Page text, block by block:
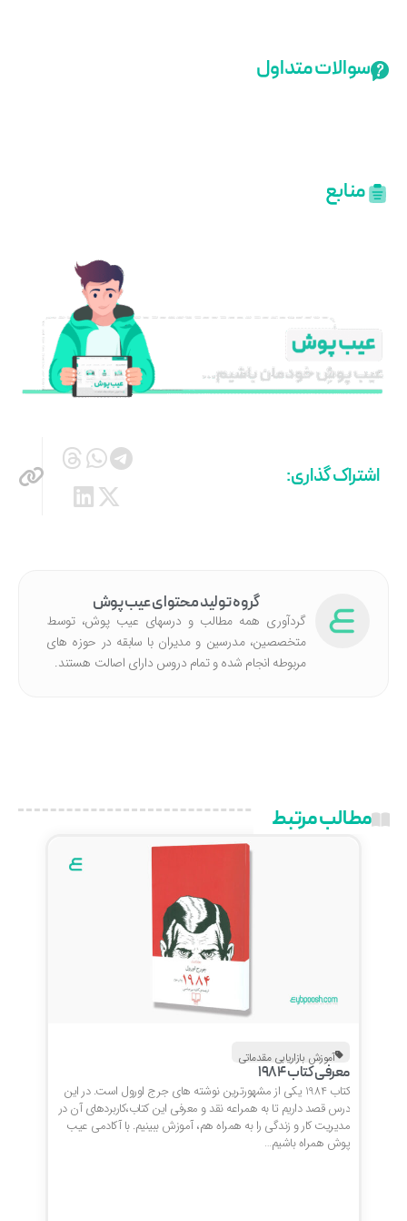
سوالات متداول
منابع
اشتراک گذاری:
گروه تولید محتوای عیب پوش
گردآوری همه مطالب و درسهای عیب پوش، توسط
متخصصین، مدرسین و مدیران با سابقه در حوزه های
مربوطه انجام شده‌ و تمام دروس دارای اصالت هستند.
مطالب مرتبط
آموزش بازاریابی مقدماتی
معرفی کتاب 1984
کتاب 1984 یکی از مشهورترین نوشته های جرج اورول است. در این
درس قصد داریم تا به همراعه نقد و معرفی این کتاب،کاربردهای آن در
مدیریت کار و زندگی را به همراه هم، آموزش ببینیم. با آکادمی عیب
پوش همراه باشیم…